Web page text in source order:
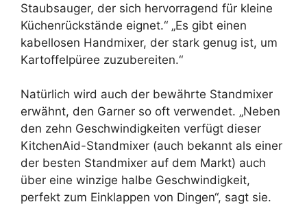
Staubsauger, der sich hervorragend für kleine
Küchenrückstände eignet.“ „Es gibt einen
kabellosen Handmixer, der stark genug ist, um
Kartoffelpüree zuzubereiten.“
Natürlich wird auch der bewährte Standmixer
erwähnt, den Garner so oft verwendet. „Neben
den zehn Geschwindigkeiten verfügt dieser
KitchenAid-Standmixer (auch bekannt als einer
der besten Standmixer auf dem Markt) auch
über eine winzige halbe Geschwindigkeit,
perfekt zum Einklappen von Dingen“, sagt sie.